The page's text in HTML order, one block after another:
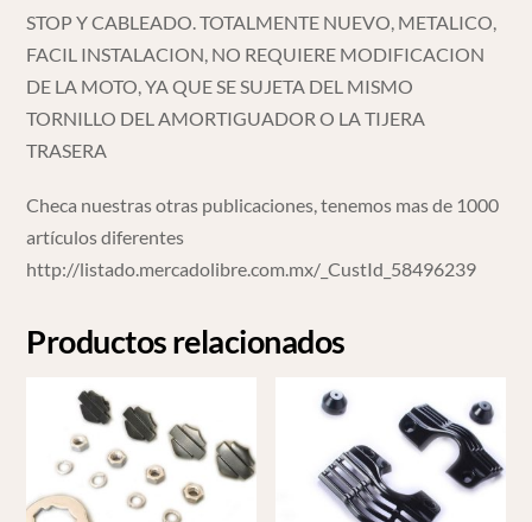
STOP Y CABLEADO. TOTALMENTE NUEVO, METALICO,
FACIL INSTALACION, NO REQUIERE MODIFICACION
DE LA MOTO, YA QUE SE SUJETA DEL MISMO
TORNILLO DEL AMORTIGUADOR O LA TIJERA
TRASERA
Checa nuestras otras publicaciones, tenemos mas de 1000
artículos diferentes
http://listado.mercadolibre.com.mx/_CustId_58496239
Productos relacionados